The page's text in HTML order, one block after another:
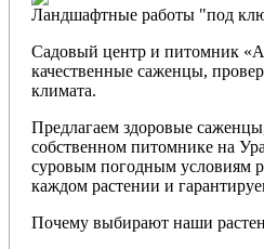
Ландшафтные работы "под
Садовый центр и питомник
качественные саженцы,
климата.
Предлагаем здоровые
собственном питомнике на
суровым погодным условиям
каждом растении и
Почему выбирают наши